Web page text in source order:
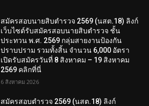
สมัครสอบนายสิบตำรวจ 2569 (นสต.18) ลิงก์
เว็บไซต์รับสมัครสอบนายสิบตำรวจ ชั้น
ประทวน พ.ศ. 2569 กลุ่มสายงานป้องกัน
ปราบปราม รวมทั้งสิ้น จำนวน 6,000 อัตรา
เปิดรับสมัครวันที่ 8 สิงหาคม – 19 สิงหาคม
2569 คลิกที่นี่
6 สิงหาคม 2026
สมัครสอบตํารวจ 2569 (นสต.18) ลิงก์